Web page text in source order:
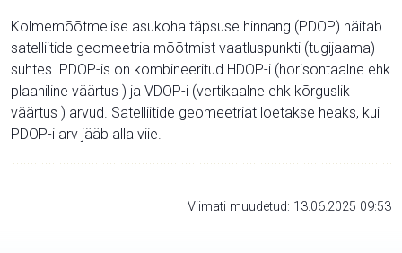
Kolmemõõtmelise asukoha täpsuse hinnang (PDOP) näitab
satelliitide geomeetria mõõtmist vaatluspunkti (tugijaama)
suhtes. PDOP-is on kombineeritud HDOP-i (horisontaalne ehk
plaaniline väärtus ) ja VDOP-i (vertikaalne ehk kõrguslik
väärtus ) arvud. Satelliitide geomeetriat loetakse heaks, kui
PDOP-i arv jääb alla viie.
Viimati muudetud: 13.06.2025 09:53